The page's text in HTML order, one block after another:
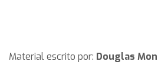
Material escrito por: Douglas